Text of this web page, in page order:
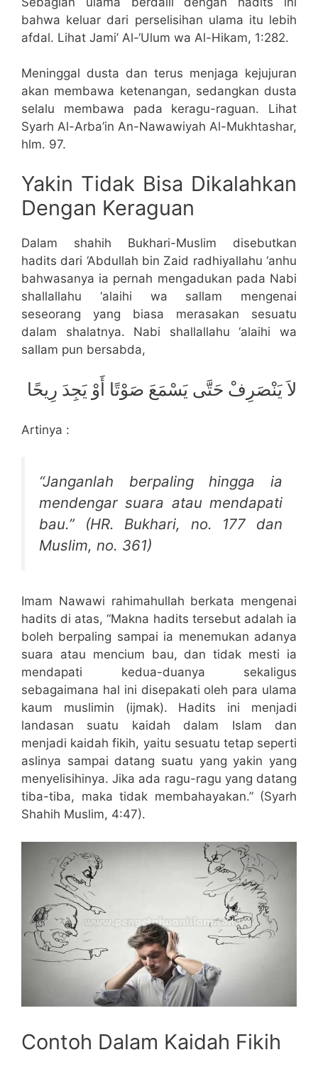
bahwa keluar dari perselisihan ulama itu lebih
afdal. Lihat Jami’ Al-‘Ulum wa Al-Hikam, 1:282.
Meninggal dusta dan terus menjaga kejujuran
akan membawa ketenangan, sedangkan dusta
selalu membawa pada keragu-raguan. Lihat
Syarh Al-Arba’in An-Nawawiyah Al-Mukhtashar,
hlm. 97.
Yakin Tidak Bisa Dikalahkan
Dengan Keraguan
Dalam shahih Bukhari-Muslim disebutkan
hadits dari ‘Abdullah bin Zaid radhiyallahu ‘anhu
bahwasanya ia pernah mengadukan pada Nabi
shallallahu ‘alaihi wa sallam mengenai
seseorang yang biasa merasakan sesuatu
dalam shalatnya. Nabi shallallahu ‘alaihi wa
sallam pun bersabda,
لاَ يَنْصَرِفْ حَتَّى يَسْمَعَ صَوْتًا أَوْ يَجِدَ رِيحًا
Artinya :
“Janganlah berpaling hingga ia
mendengar suara atau mendapati
bau.”(HR. Bukhari, no. 177 dan
Muslim, no. 361)
Imam Nawawi rahimahullah berkata mengenai
hadits di atas, “Makna hadits tersebut adalah ia
boleh berpaling sampai ia menemukan adanya
suara atau mencium bau, dan tidak mesti ia
mendapati kedua-duanya sekaligus
sebagaimana hal ini disepakati oleh para ulama
kaum muslimin (ijmak). Hadits ini menjadi
landasan suatu kaidah dalam Islam dan
menjadi kaidah fikih, yaitu sesuatu tetap seperti
aslinya sampai datang suatu yang yakin yang
menyelisihinya. Jika ada ragu-ragu yang datang
tiba-tiba, maka tidak membahayakan.” (Syarh
Shahih Muslim, 4:47).
Contoh Dalam Kaidah Fikih